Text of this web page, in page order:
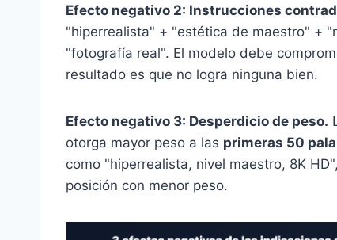
Efecto negativo 2: Instrucciones
"hiperrealista" + "estética de maestro" +
"fotografía real". El modelo debe
resultado es que no logra ninguna bien.
Efecto negativo 3: Desperdicio de peso.
otorga mayor peso a las primeras 50
como "hiperrealista, nivel maestro, 8K
posición con menor peso.